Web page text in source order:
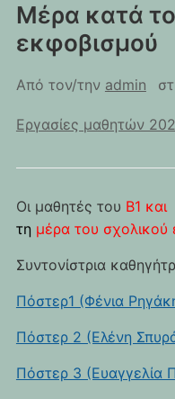
Μέρα κατά
εκφοβισμού
Από τον/την admin
Εργασίες μαθητών
Οι μαθητές του Β1
τημέρα του σχολικού
Συντονίστρια
Πόστερ1 (Φένια
Πόστερ 2 (Ελένη
Πόστερ 3 (Ευαγγελία